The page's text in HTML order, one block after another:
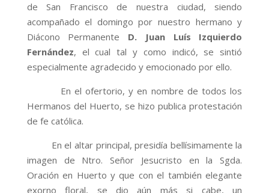
de San Francisco de nuestra ciudad, siendo
acompañado el domingo por nuestro hermano y
Diácono Permanente D. Juan Luís Izquierdo
Fernández, el cual tal y como indicó, se sintió
especialmente agradecido y emocionado por ello.
En el ofertorio, y en nombre de todos los
Hermanos del Huerto, se hizo publica protestación
de fe católica.
En el altar principal, presidía bellísimamente la
imagen de Ntro. Señor Jesucristo en la Sgda.
Oración en Huerto y que con el también elegante
exorno floral, se dio aún más si cabe, un